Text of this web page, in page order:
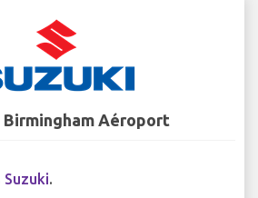
Birmingham Aéroport
.